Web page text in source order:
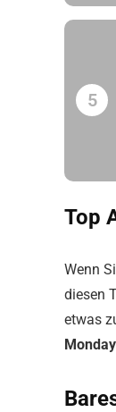
5
Top
Wenn
diesen
etwas